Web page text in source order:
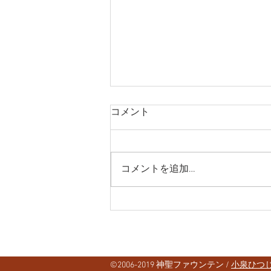
【C100】夏のへんたいふしん
コメント
コメントを追加…
©2006-2019 神聖ファウンテン / 小泉ひつ